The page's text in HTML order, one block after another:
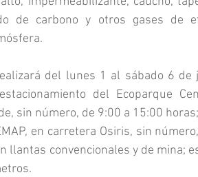
de carbono y otros gases de
del lunes 1 al sábado 6 de
del Ecoparque
sin número, de 9:00 a 15:00
en carretera Osiris, sin
llantas convencionales y de mina;